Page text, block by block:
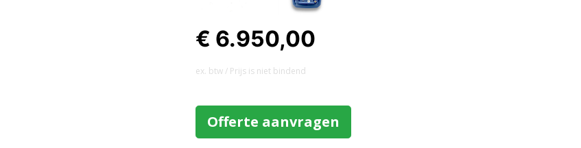
€ 6.950,00
ex. btw / Prijs is niet bindend
Offerte aanvragen